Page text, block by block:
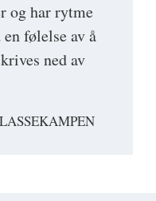
og har rytme
følelse av å
ned av